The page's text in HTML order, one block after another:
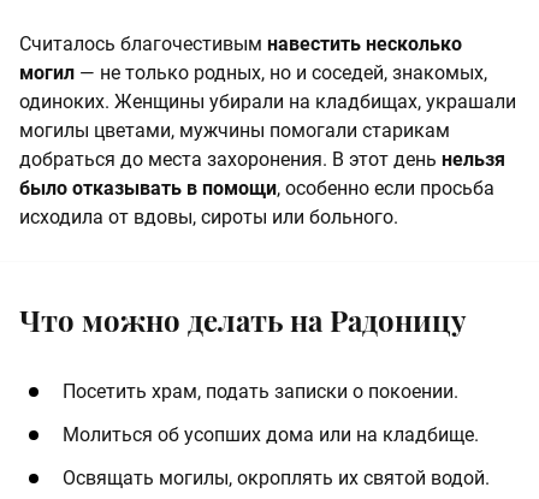
Считалось благочестивым навестить несколько
могил — не только родных, но и соседей, знакомых,
одиноких. Женщины убирали на кладбищах, украшали
могилы цветами, мужчины помогали старикам
добраться до места захоронения. В этот день нельзя
было отказывать в помощи, особенно если просьба
исходила от вдовы, сироты или больного.
Что можно делать на Радоницу
Посетить храм, подать записки о покоении.
Молиться об усопших дома или на кладбище.
Освящать могилы, окроплять их святой водой.